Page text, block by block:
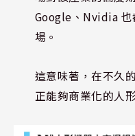
Google、Nvidia 也
場。
這意味著，在不久
正能夠商業化的人